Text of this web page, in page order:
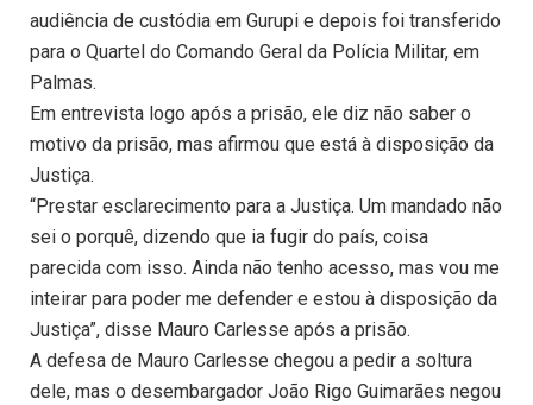
audiência de custódia em Gurupi e depois foi transferido
para o Quartel do Comando Geral da Polícia Militar, em
Palmas.
Em entrevista logo após a prisão, ele diz não saber o
motivo da prisão, mas afirmou que está à disposição da
Justiça.
“Prestar esclarecimento para a Justiça. Um mandado não
sei o porquê, dizendo que ia fugir do país, coisa
parecida com isso. Ainda não tenho acesso, mas vou me
inteirar para poder me defender e estou à disposição da
Justiça”, disse Mauro Carlesse após a prisão.
A defesa de Mauro Carlesse chegou a pedir a soltura
dele, mas o desembargador João Rigo Guimarães negou